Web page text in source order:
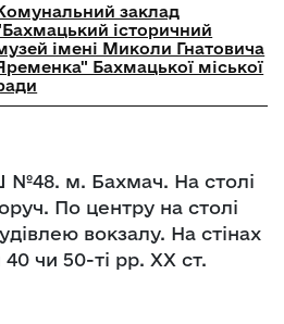
заклад
історичний
імені Миколи Гнатовича
Бахмацької міської
№48. м. Бахмач. На столі
По центру на столі
вокзалу. На стінах
чи 50-ті рр. ХХ ст.